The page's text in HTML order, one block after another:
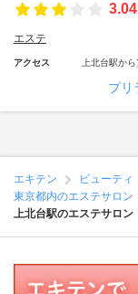
3.04
エステ
アクセス 上北台駅か
プリ
エキテン ビューティ
東京都内のエステサロン
上北台駅のエステサロン